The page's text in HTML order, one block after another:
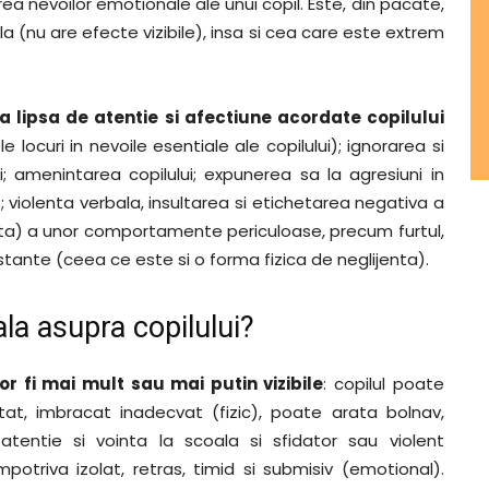
(nu are efecte vizibile), insa si cea care este extrem
lipsa de atentie si afectiune acordate copilului
in nevoile esentiale ale copilului); ignorarea si
amenintarea copilului; expunerea sa la agresiuni in
verbala, insultarea si etichetarea negativa a
a unor comportamente periculoase, precum furtul,
(ceea ce este si o forma fizica de neglijenta).
asupra copilului?
fi mai mult sau mai putin vizibile: copilul poate
imbracat inadecvat (fizic), poate arata bolnav,
si vointa la scoala si sfidator sau violent
izolat, retras, timid si submisiv (emotional).